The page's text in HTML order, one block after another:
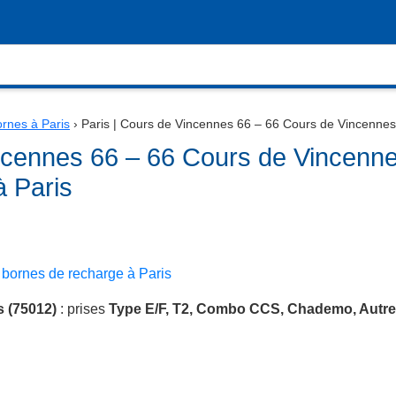
à Paris › Paris | Cours de Vincennes 66 – 66 Cours de
66 – 66 Cours de
Paris
de recharge à Paris
(75012) : prises Type E/F, T2, Combo CCS, Chademo, Autre